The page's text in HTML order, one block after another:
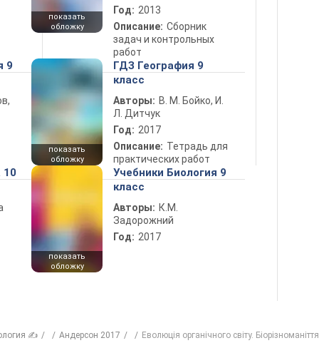
показать
обложку
Год: 2013
Описание: Сборник
задач и контрольных
работ
9
показать
обложку
ГДЗ География 9
класс
Авторы: В. М. Бойко, И.
Л. Дитчук
Год: 2017
Описание: Тетрадь для
практических работ
10
показать
обложку
Учебники Биология 9
класс
Авторы: К.М.
Задорожний
Год: 2017
✍ Андерсон 2017 Еволюція органічного світу. Біорізноманіття